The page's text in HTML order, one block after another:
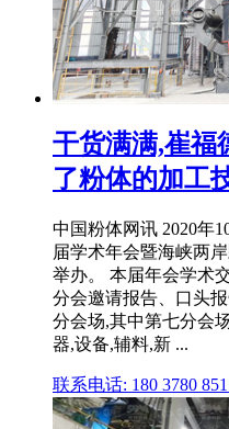
干货满满,崔福
了粉体的加工
中国粉体网讯 2020年
届学术年会暨海峡两
举办。 本届年会学术
分会邀请报告、口头
分会场,其中第七分会
器,设备,辅料,新 ...
联系电话: 180 3780